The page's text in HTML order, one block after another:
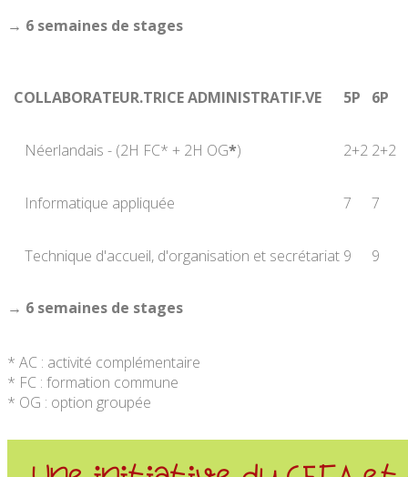
→ 6 semaines de stages
COLLABORATEUR.TRICE ADMINISTRATIF.VE 5P 6P
Néerlandais - (2H FC* + 2H OG*) 2+2 2+2
Informatique appliquée 7 7
Technique d'accueil, d'organisation et secrétariat 9 9
→ 6 semaines de stages
* AC : activité complémentaire
* FC : formation commune
* OG : option groupée